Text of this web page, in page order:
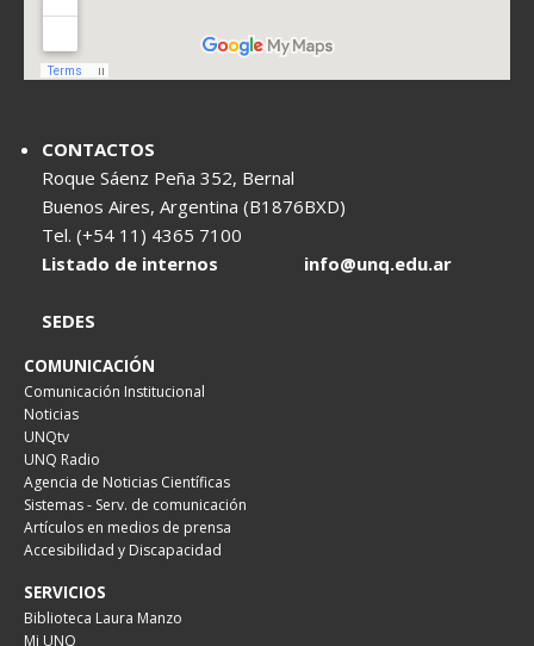
CONTACTOS
Roque Sáenz Peña 352, Bernal
Buenos Aires, Argentina (B1876BXD)
Tel. (+54 11) 4365 7100
Listado de internos
info@unq.edu.ar
SEDES
COMUNICACIÓN
Comunicación Institucional
Noticias
UNQtv
UNQ Radio
Agencia de Noticias Científicas
Sistemas - Serv. de comunicación
Artículos en medios de prensa
Accesibilidad y Discapacidad
SERVICIOS
Biblioteca Laura Manzo
Mi UNQ